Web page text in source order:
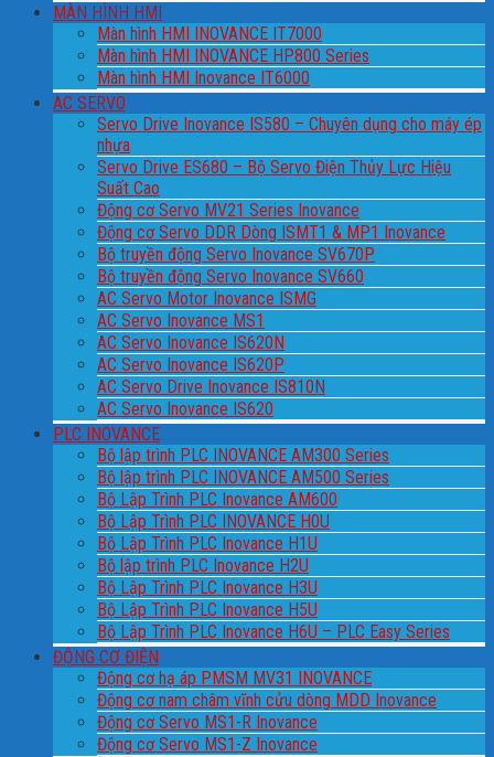
MÀN HÌNH HMI
Màn hình HMI INOVANCE IT7000
Màn hình HMI INOVANCE HP800 Series
Màn hình HMI Inovance IT6000
AC SERVO
Servo Drive Inovance IS580 – Chuyên dụng cho máy ép
nhựa
Servo Drive ES680 – Bộ Servo Điện Thủy Lực Hiệu
Suất Cao
Động cơ Servo MV21 Series Inovance
Động cơ Servo DDR Dòng ISMT1 & MP1 Inovance
Bộ truyền động Servo Inovance SV670P
Bộ truyền động Servo Inovance SV660
AC Servo Motor Inovance ISMG
AC Servo Inovance MS1
AC Servo Inovance IS620N
AC Servo Inovance IS620P
AC Servo Drive Inovance IS810N
AC Servo Inovance IS620
PLC INOVANCE
Bộ lập trình PLC INOVANCE AM300 Series
Bộ lập trình PLC INOVANCE AM500 Series
Bộ Lập Trình PLC Inovance AM600
Bộ Lập Trình PLC INOVANCE H0U
Bộ Lập Trình PLC Inovance H1U
Bộ lập trình PLC Inovance H2U
Bộ Lập Trình PLC Inovance H3U
Bộ Lập Trình PLC Inovance H5U
Bộ Lập Trình PLC Inovance H6U – PLC Easy Series
ĐỘNG CƠ ĐIỆN
Động cơ hạ áp PMSM MV31 INOVANCE
Động cơ nam châm vĩnh cửu dòng MDD Inovance
Động cơ Servo MS1-R Inovance
Động cơ Servo MS1-Z Inovance